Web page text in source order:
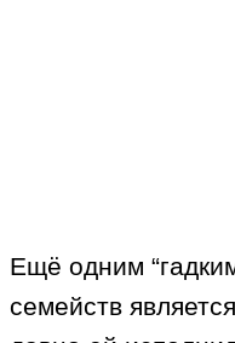
Ещё одним
семейств